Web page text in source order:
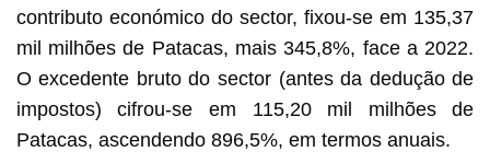
contributo económico do sector, fixou-se em 135,37
mil milhões de Patacas, mais 345,8%, face a 2022.
O excedente bruto do sector (antes da dedução de
impostos) cifrou-se em 115,20 mil milhões de
Patacas, ascendendo 896,5%, em termos anuais.